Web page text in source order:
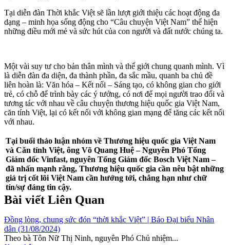
Tại diễn đàn Thời khắc Việt sẽ lần lượt giới thiệu các hoạt động đa
dạng – minh họa sống động cho “Câu chuyện Việt Nam” thể hiện
những điều mới mẻ và sức hút của con người và đất nước chúng ta.
Một vài suy tư cho bản thân mình và thế giới chung quanh mình. Vì
là diễn đàn đa diện, đa thành phần, đa sắc mầu, quanh ba chủ đề
liên hoàn là: Văn hóa – Kết nối – Sáng tạo, có không gian cho giới
trẻ, có chỗ để trình bày các ý tưởng, có nơi để mọi người trao đổi và
tương tác với nhau về câu chuyện thương hiệu quốc gia Việt Nam,
căn tính Việt, lại có kết nối với không gian mạng để tăng các kết nối
với nhau.
Tại buổi thảo luận nhóm về Thương hiệu quốc gia Việt Nam
và Căn tính Việt, ông Võ Quang Huệ – Nguyên Phó Tổng
Giám đốc Vinfast, nguyên Tổng Giám đốc Bosch Việt Nam –
đã nhấn mạnh rằng, Thương hiệu quốc gia cần nêu bật những
giá trị cốt lõi Việt Nam cần hướng tới, chẳng hạn như chữ
tín/sự đáng tin cậy.
Bài viết Liên Quan
Đồng lòng, chung sức đón “thời khắc Việt” | Báo Đại biểu Nhân
dân (31/08/2024)
Theo bà Tôn Nữ Thị Ninh, nguyên Phó Chủ nhiệm...